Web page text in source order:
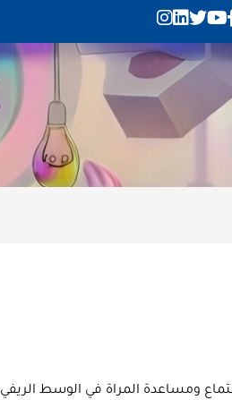
ومساعدة المراة في الوسط الريفي